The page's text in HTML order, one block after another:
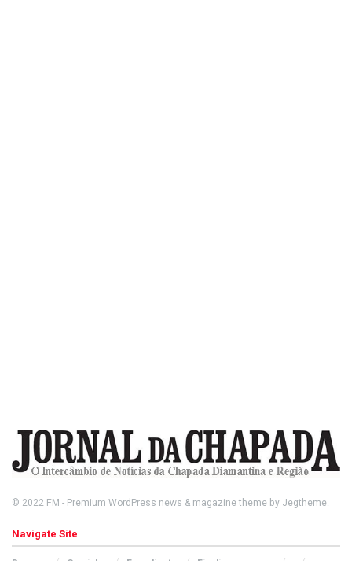
© 2022 FM - Premium WordPress news & magazine theme by Jegtheme.
Navigate Site